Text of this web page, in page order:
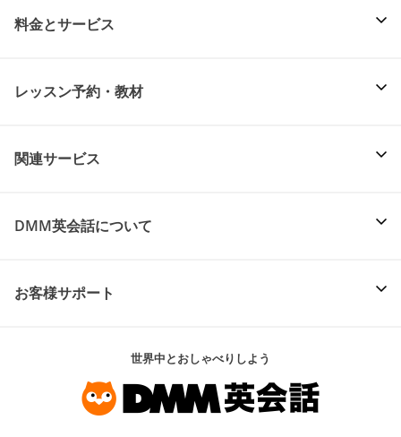
料金とサービス
レッスン予約・教材
関連サービス
DMM英会話について
お客様サポート
世界中とおしゃべりしよう